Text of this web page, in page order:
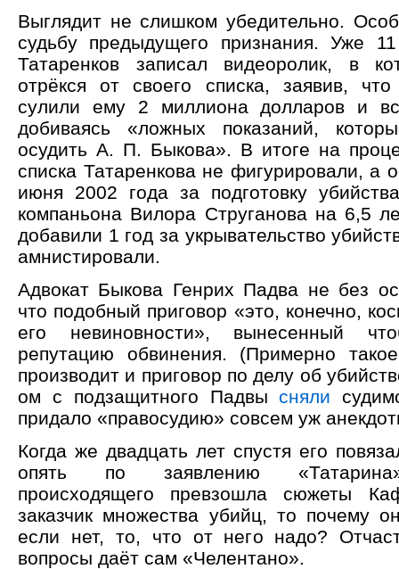
Выглядит не слишком убедительно.
судьбу предыдущего признания. Уже
Татаренков записал видеоролик, в
отрёкся от своего списка, заявив, что
сулили ему 2 миллиона долларов и
добиваясь «ложных показаний,
осудить А. П. Быкова». В итоге на
списка Татаренкова не фигурировали, а
июня 2002 года за подготовку
компаньона Вилора Струганова на 6,5
добавили 1 год за укрывательство
амнистировали.
Адвокат Быкова Генрих Падва не без
что подобный приговор «это, конечно,
его невиновности», вынесенный
репутацию обвинения. (Примерно
производит и приговор по делу об
ом с подзащитного Падвысняли
придало «правосудию» совсем уж
Когда же двадцать лет спустя его
опять по заявлению
происходящего превзошла сюжеты
заказчик множества убийц, то почему
если нет, то, что от него надо?
вопросы даёт сам «Челентано».